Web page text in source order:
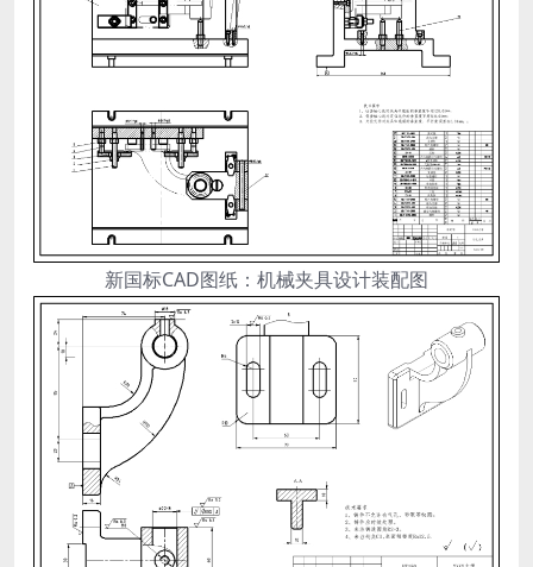
新国标CAD图纸：机械夹具设计装配图